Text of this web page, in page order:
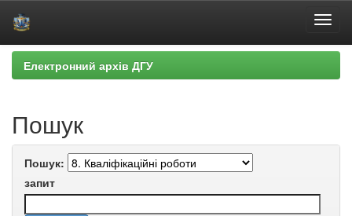
Skip
navigation
Електронний архів ДГУ
Пошук
Пошук:
запит